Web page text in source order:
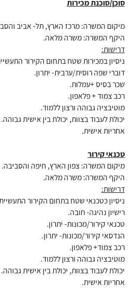
סוכן/סוכנת מכירות
מיקום המשרה: מרכז הארץ, תל- אביב
היקף המשרה: משרה מלאה.
דרישות:
ניסיון במכירות שטח בתחום הקירור
דוברי שפה רוסית/ערבית- יתרון.
שכר בסיס +עמלות.
רכב צמוד + פלאפון.
מוטיבציה גבוהה ורצון ללמוד.
יכולת לעבוד בצוות, יכולת בין אישית גבוהה.
אחריות אישית.
טכנאי קירור
מיקום המשרה: צפון הארץ, חיפה והסביבה.
היקף המשרה: משרה מלאה.
דרישות:
ניסיון כטכנאי שטח בתחום הקירור
רישיון נהיגה- חובה.
טכנאי קירור/מכונות- יתרון.
הנדסאי קירור/מכונות- יתרון.
רכב צמוד+ פלאפון.
מוטיבציה גבוהה ורצון ללמוד.
יכולת לעבוד בצוות, יכולת בין אישית גבוהה.
אחריות אישית.